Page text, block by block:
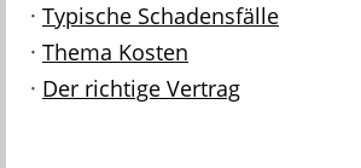
· Typische Schadensfälle
· Thema Kosten
· Der richtige Vertrag